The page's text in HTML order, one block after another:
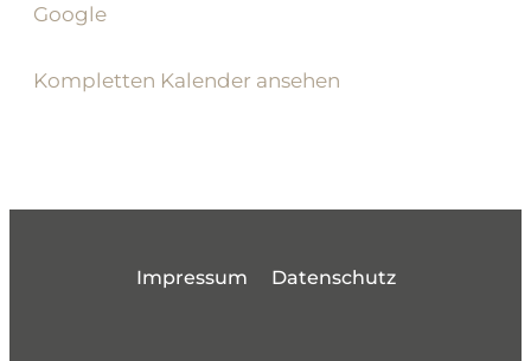
Google
Kompletten Kalender ansehen
Impressum Datenschutz